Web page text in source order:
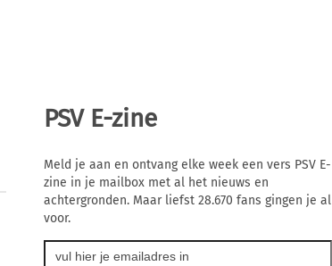
PSV E-zine
Meld je aan en ontvang elke week een vers PSV E-
zine in je mailbox met al het nieuws en
achtergronden. Maar liefst 28.670 fans gingen je al
voor.